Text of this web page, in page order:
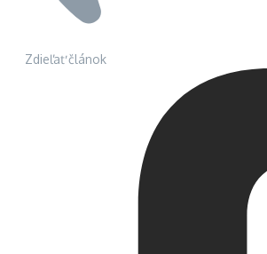
Zdieľať článok